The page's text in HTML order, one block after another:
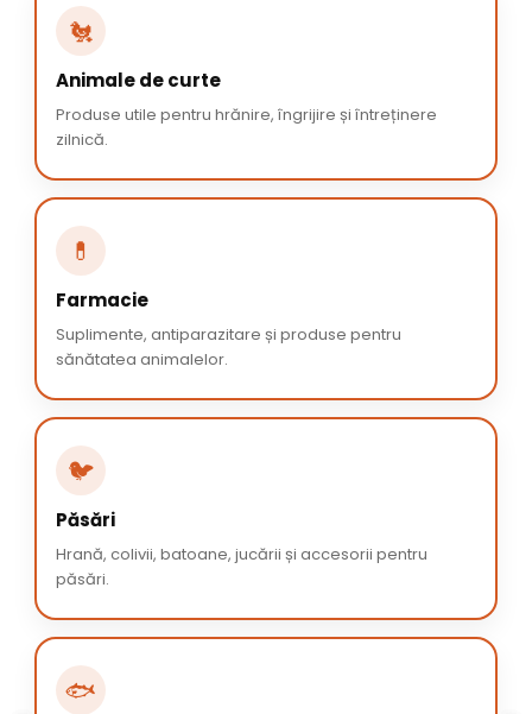
🐔
Animale de curte
Produse utile pentru hrănire, îngrijire și întreținere
zilnică.
💊
Farmacie
Suplimente, antiparazitare și produse pentru
sănătatea animalelor.
🐦
Păsări
Hrană, colivii, batoane, jucării și accesorii pentru
păsări.
🐟